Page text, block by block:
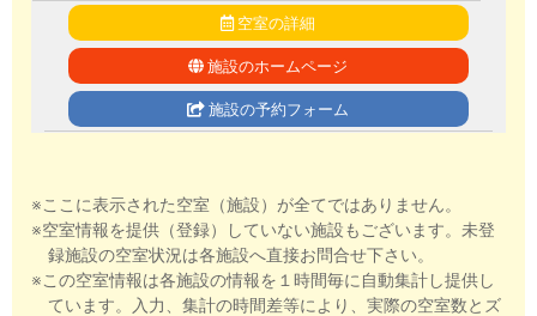
空室の詳細
施設のホームページ
施設の予約フォーム
※ここに表示された空室（施設）が全てではありません。
※空室情報を提供（登録）していない施設もございます。未登
録施設の空室状況は各施設へ直接お問合せ下さい。
※この空室情報は各施設の情報を１時間毎に自動集計し提供し
ています。入力、集計の時間差等により、実際の空室数とズ